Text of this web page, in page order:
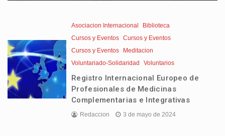
Asociacion Internacional
Biblioteca
Cursos y Eventos Cursos y Eventos
Cursos y Eventos
Meditacion
Voluntariado-Solidaridad
Voluntarios
Registro Internacional Europeo de
Profesionales de Medicinas
Complementarias e Integrativas
Redaccion 3 de mayo de 2024